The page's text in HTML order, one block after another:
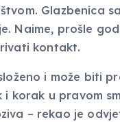
Glazbenica
Naime, prošle
kontakt.
i može biti
korak u pravom
– rekao je